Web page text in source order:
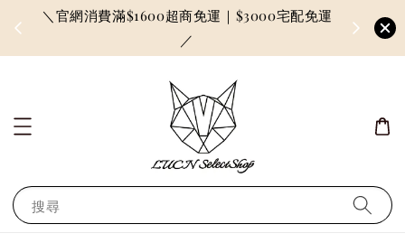
＼官網消費滿$1600超商免運｜$3000宅配免運
／
因訂單
搜尋